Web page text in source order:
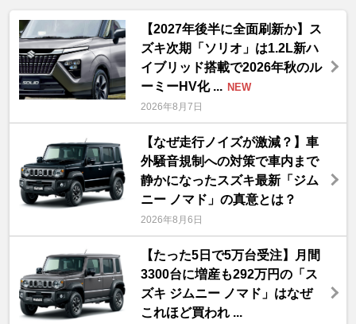
【2027年後半に全面刷新か】ス
ズキ次期「ソリオ」は1.2L新ハ
イブリッド搭載で2026年秋のル
ーミーHV化 ... NEW
2026年8月7日
【なぜ走行ノイズが激減？】車
外騒音規制への対策で車内まで
静かになったスズキ最新「ジム
ニー ノマド」の真意とは？
2026年8月6日
【たった5日で5万台受注】月間
3300台に増産も292万円の「ス
ズキ ジムニー ノマド」はなぜ
これほど買われ ...